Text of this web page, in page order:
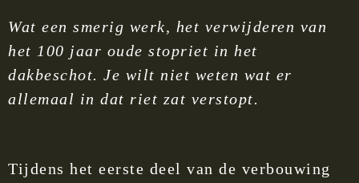
Wat een smerig werk, het verwijderen van
het 100 jaar oude stopriet in het
dakbeschot. Je wilt niet weten wat er
allemaal in dat riet zat verstopt.
Tijdens het eerste deel van de verbouwing